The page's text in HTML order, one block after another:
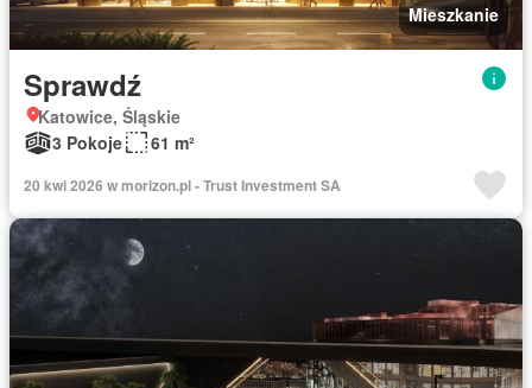
Mieszkanie
Sprawdź
Katowice, Śląskie
3 Pokoje
61 m²
20 kwi 2026 w morizon.pl - Trust Investment SA